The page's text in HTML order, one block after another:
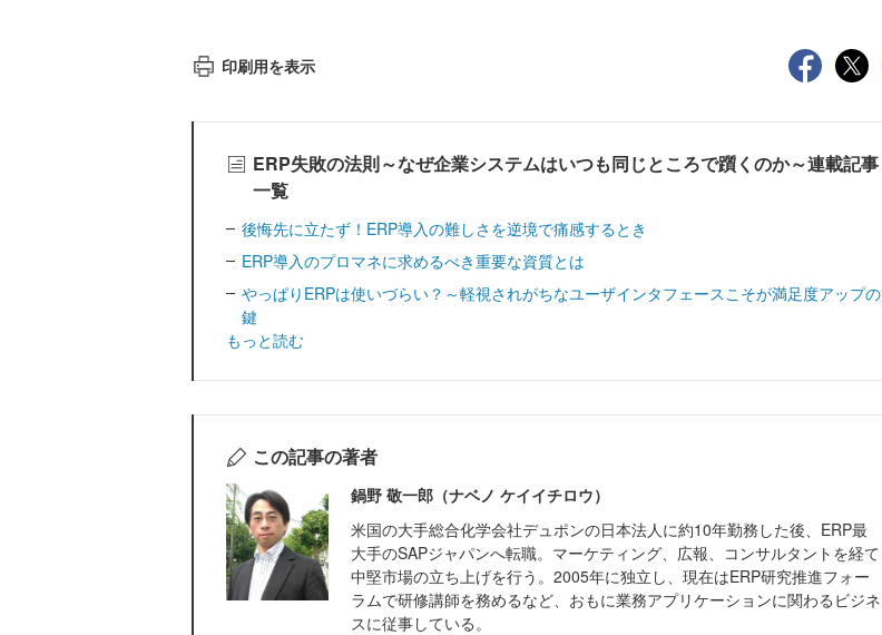
印刷用を表示
ERP失敗の法則～なぜ企業システムはいつも同じところで躓くのか～連載記事
一覧
後悔先に立たず！ERP導入の難しさを逆境で痛感するとき
ERP導入のプロマネに求めるべき重要な資質とは
やっぱりERPは使いづらい？～軽視されがちなユーザインタフェースこそが満足度アップの
鍵
もっと読む
この記事の著者
鍋野 敬一郎（ナベノ ケイイチロウ）
米国の大手総合化学会社デュポンの日本法人に約10年勤務した後、ERP最
大手のSAPジャパンへ転職。マーケティング、広報、コンサルタントを経て
中堅市場の立ち上げを行う。2005年に独立し、現在はERP研究推進フォー
ラムで研修講師を務めるなど、おもに業務アプリケーションに関わるビジネ
スに従事している。